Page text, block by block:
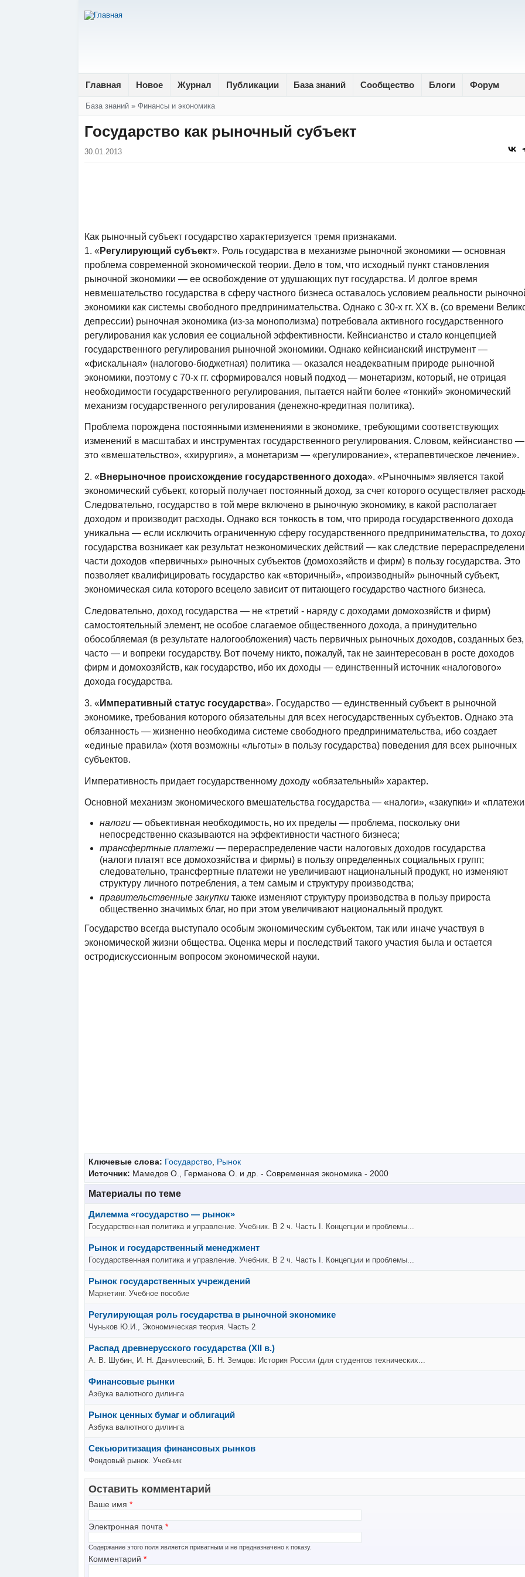
Главная Новое Журнал Публикации База знаний Сообщество Блоги Форум
Вы здесь
База знаний » Финансы и экономика
Государство как рыночный субъект
30.01.2013
Как рыночный субъект государство характеризуется тремя признаками.
1. « Регулирующий субъект». Роль государства в механизме рыночной экономики — основная
проблема современной экономической теории. Дело в том, что исходный пункт становления
рыночной экономики — ее освобождение от удушающих пут государства. И долгое время
невмешательство государства в сферу частного бизнеса оставалось условием реальности
экономики как системы свободного предпринимательства. Однако с 30-х гг. XX в. (со времени
депрессии) рыночная экономика (из-за монополизма) потребовала активного государственного
регулирования как условия ее социальной эффективности. Кейнсианство и стало концепцией
государственного регулирования рыночной экономики. Однако кейнсианский инструмент —
«фискальная» (налогово-бюджетная) политика — оказался неадекватным природе рыночной
экономики, поэтому с 70-х гг. сформировался новый подход — монетаризм, который, не отрицая
необходимости государственного регулирования, пытается найти более «тонкий» экономический
механизм государственного регулирования (денежно-кредитная политика).
Проблема порождена постоянными изменениями в экономике, требующими соответствующих
изменений в масштабах и инструментах государственного регулирования. Словом, кейнсианство —
это «вмешательство», «хирургия», а монетаризм — «регулирование», «терапевтическое лечение».
2. « Внерыночное происхождение государственного дохода». «Рыночным» является такой
экономический субъект, который получает постоянный доход, за счет которого осуществляет
Следовательно, государство в той мере включено в рыночную экономику, в какой располагает
доходом и производит расходы. Однако вся тонкость в том, что природа государственного дохода
уникальна — если исключить ограниченную сферу государственного предпринимательства, то
государства возникает как результат неэкономических действий — как следствие
части доходов «первичных» рыночных субъектов (домохозяйств и фирм) в пользу государства. Это
позволяет квалифицировать государство как «вторичный», «производный» рыночный субъект,
экономическая сила которого всецело зависит от питающего государство частного бизнеса.
Следовательно, доход государства — не «третий - наряду с доходами домохозяйств и фирм)
самостоятельный элемент, не особое слагаемое общественного дохода, а принудительно
обособляемая (в результате налогообложения) часть первичных рыночных доходов, созданных
часто — и вопреки государству. Вот почему никто, пожалуй, так не заинтересован в росте доходов
фирм и домохозяйств, как государство, ибо их доходы — единственный источник «налогового»
дохода государства.
3. « Императивный статус государства». Государство — единственный субъект в рыночной
экономике, требования которого обязательны для всех негосударственных субъектов. Однако эта
обязанность — жизненно необходима системе свободного предпринимательства, ибо создает
«единые правила» (хотя возможны «льготы» в пользу государства) поведения для всех рыночных
субъектов.
Императивность придает государственному доходу «обязательный» характер.
Основной механизм экономического вмешательства государства — «налоги», «закупки» и
налоги — объективная необходимость, но их пределы — проблема, поскольку они
непосредственно сказываются на эффективности частного бизнеса;
трансфертные платежи— перераспределение части налоговых доходов государства
(налоги платят все домохозяйства и фирмы) в пользу определенных социальных групп;
следовательно, трансфертные платежи не увеличивают национальный продукт, но изменяют
структуру личного потребления, а тем самым и структуру производства;
правительственные закупкитакже изменяют структуру производства в пользу прироста
общественно значимых благ, но при этом увеличивают национальный продукт.
Государство всегда выступало особым экономическим субъектом, так или иначе участвуя в
экономической жизни общества. Оценка меры и последствий такого участия была и остается
остродискуссионным вопросом экономической науки.
Ключевые слова: Государство, Рынок
Источник: Мамедов О., Германова О. и др. - Современная экономика - 2000
Материалы по теме
Дилемма «государство — рынок»
Государственная политика и управление. Учебник. В 2 ч. Часть I. Концепции и проблемы...
Рынок и государственный менеджмент
Государственная политика и управление. Учебник. В 2 ч. Часть I. Концепции и проблемы...
Рынок государственных учреждений
Маркетинг. Учебное пособие
Регулирующая роль государства в рыночной экономике
Чуньков Ю.И., Экономическая теория. Часть 2
Распад древнерусского государства (XII в.)
А. В. Шубин, И. Н. Данилевский, Б. Н. Земцов: История России (для студентов технических...
Финансовые рынки
Азбука валютного дилинга
Рынок ценных бумаг и облигаций
Азбука валютного дилинга
Секьюритизация финансовых рынков
Фондовый рынок. Учебник
Оставить комментарий
Ваше имя *
Электронная почта *
Содержание этого поля является приватным и не предназначено к показу.
Комментарий *